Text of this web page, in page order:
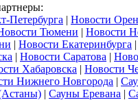
Петербурга | Новости
Тюмени | Новости
| Новости Екатеринбурга |
| Новости Саратова |
Хабаровска | Новости
Нижнего Новгорода |
| Сауны Еревана |